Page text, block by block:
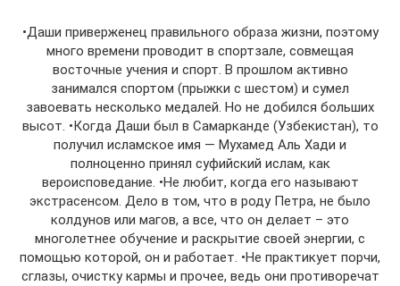
•Даши приверженец правильного образа жизни, поэтому
много времени проводит в спортзале, совмещая
восточные учения и спорт. В прошлом активно
занимался спортом (прыжки с шестом) и сумел
завоевать несколько медалей. Но не добился больших
высот. •Когда Даши был в Самарканде (Узбекистан), то
получил исламское имя — Мухамед Аль Хади и
полноценно принял суфийский ислам, как
вероисповедание. •Не любит, когда его называют
экстрасенсом. Дело в том, что в роду Петра, не было
колдунов или магов, а все, что он делает – это
многолетнее обучение и раскрытие своей энергии, с
помощью которой, он и работает. •Не практикует порчи,
сглазы, очистку кармы и прочее, ведь они противоречат